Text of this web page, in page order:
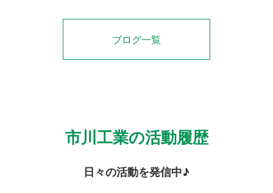
ブログ一覧
市川工業の活動履歴
日々の活動を発信中♪